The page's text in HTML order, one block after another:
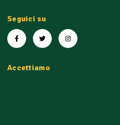
Seguici su
Accettiamo